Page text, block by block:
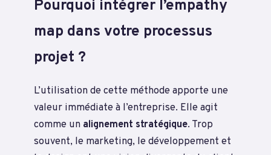
Pourquoi intégrer l’empathy
map dans votre processus
projet ?
L’utilisation de cette méthode apporte une
valeur immédiate à l’entreprise. Elle agit
comme un alignement stratégique. Trop
souvent, le marketing, le développement et